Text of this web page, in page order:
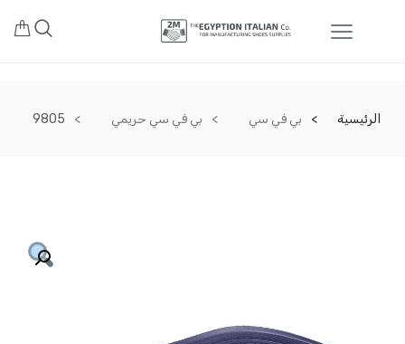
الرئيسية بي في سي بي في سي حريمي 9805